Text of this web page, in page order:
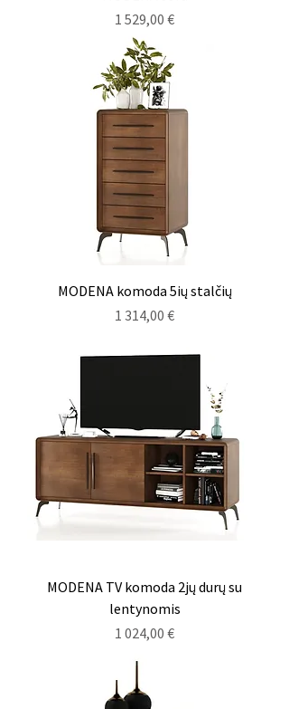
Kaina
1 529,00 €
MODENA komoda 5ių stalčių
Kaina
1 314,00 €
MODENA TV komoda 2jų durų su
lentynomis
Kaina
1 024,00 €